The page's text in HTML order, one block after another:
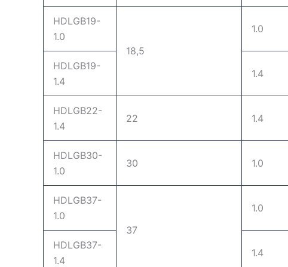
HDLGB19-
1.0
18,5
1.0
HDLGB19-
1.4
1.4
HDLGB22-
1.4
22 1.4
HDLGB30-
1.0
30 1.0
HDLGB37-
1.0
37
1.0
HDLGB37-
1.4
1.4